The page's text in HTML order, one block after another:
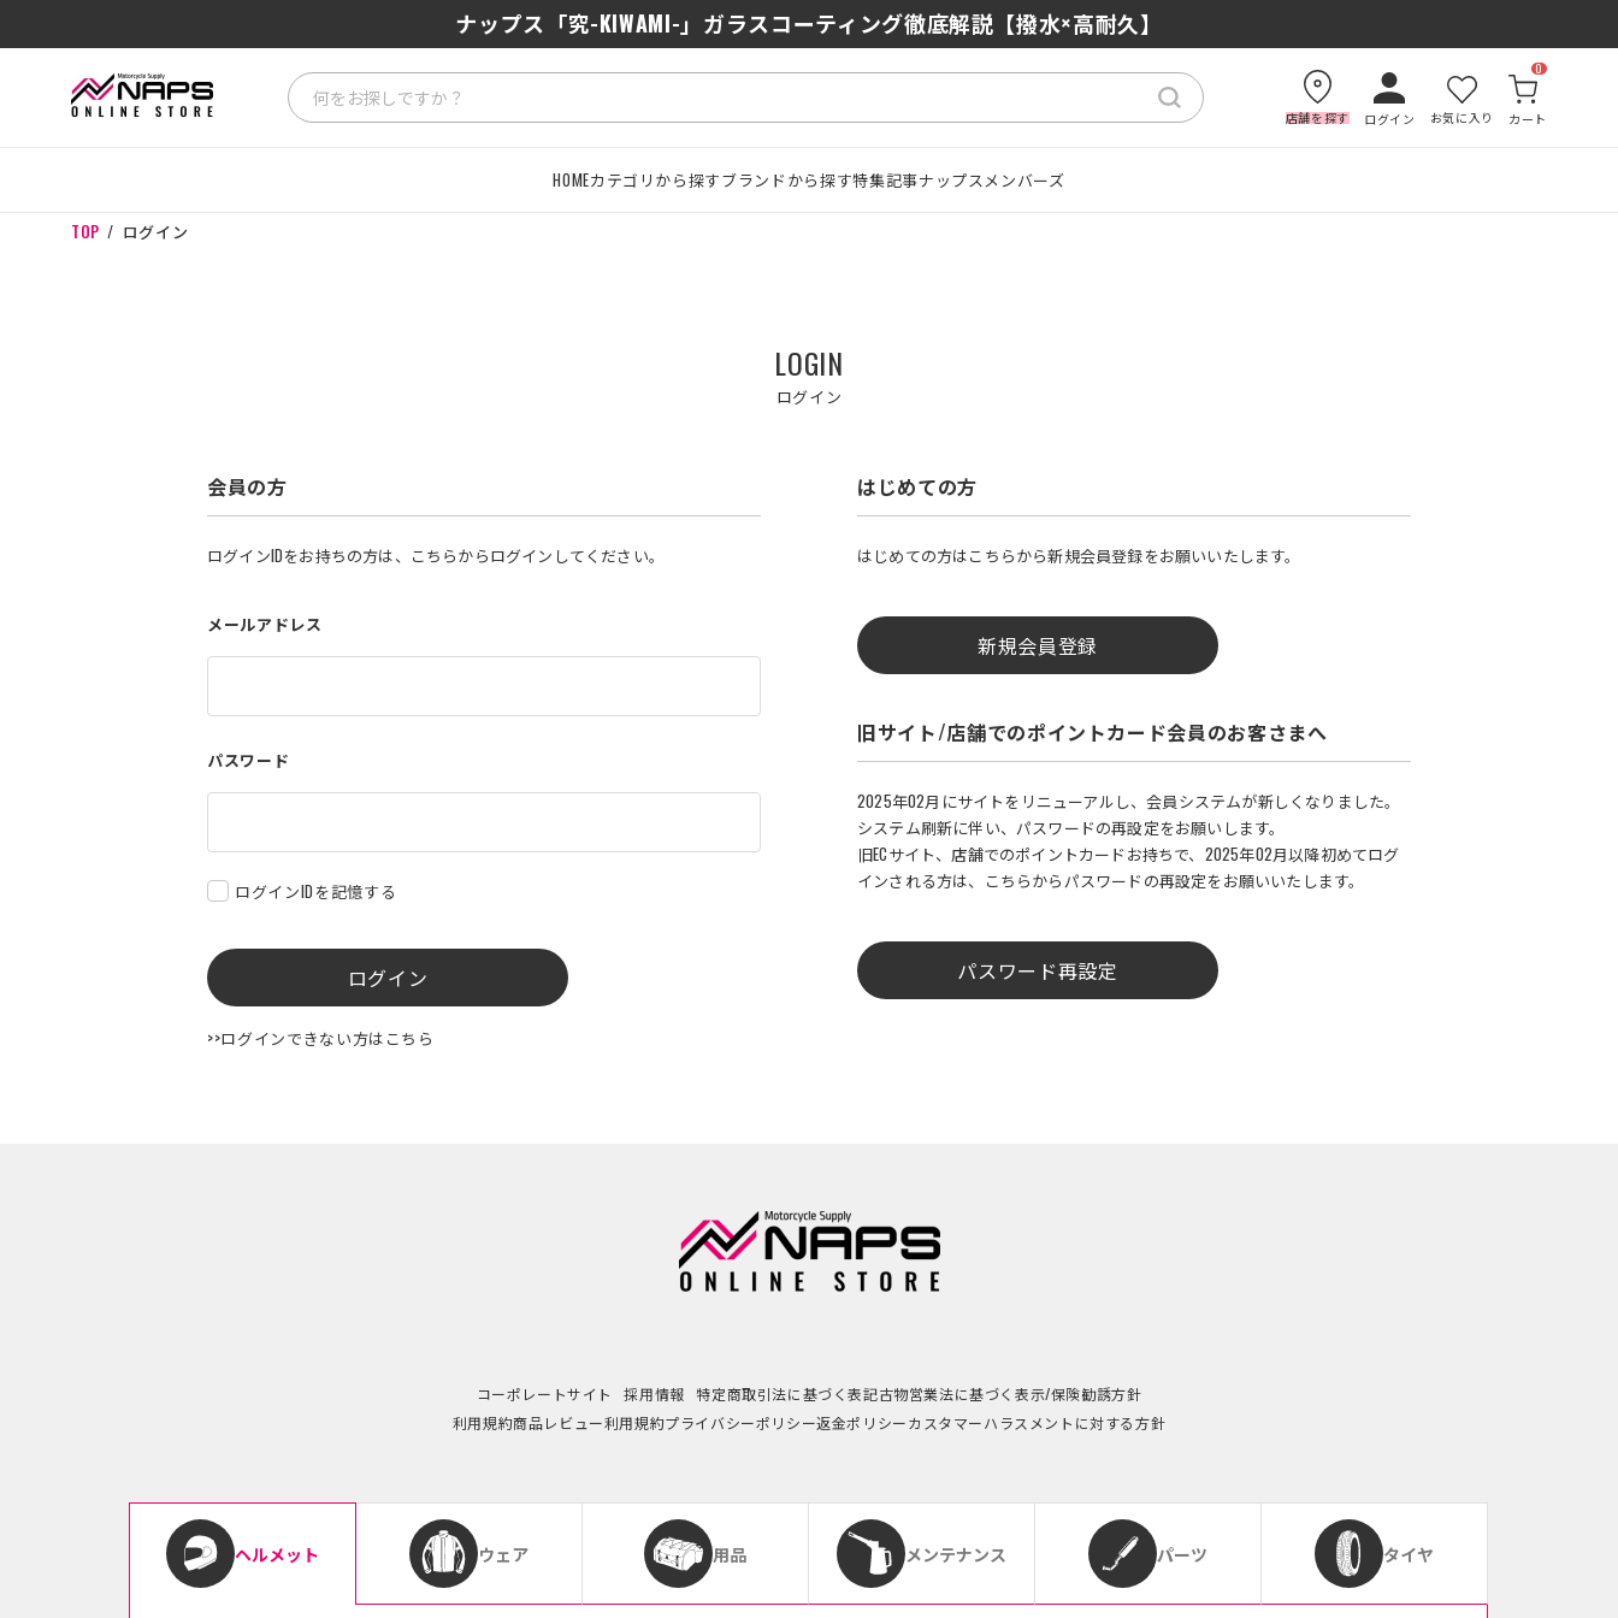
ナップス「究-KIWAMI-」ガラスコーティング徹底解説【撥水×高耐久】
店舗を探す ログイン お気に入り カート
0
HOMEカテゴリから探すブランドから探す特集記事ナップスメンバーズ
TOP ログイン
LOGIN
ログイン
会員の方
ログインIDをお持ちの方は、こちらからログインしてください。
メールアドレス
パスワード
ログインIDを記憶する
ログイン
>>ログインできない方はこちら
はじめての方
はじめての方はこちらから新規会員登録をお願いいたします。
新規会員登録
旧サイト/店舗でのポイントカード会員のお客さまへ
2025年02月にサイトをリニューアルし、会員システムが新しくなりました。
システム刷新に伴い、パスワードの再設定をお願いします。
旧ECサイト、店舗でのポイントカードお持ちで、2025年02月以降初めてログ
インされる方は、こちらからパスワードの再設定をお願いいたします。
パスワード再設定
コーポレートサイト 採用情報 特定商取引法に基づく表記古物営業法に基づく表示/保険勧誘方針
利用規約商品レビュー利用規約プライバシーポリシー返金ポリシーカスタマーハラスメントに対する方針
ヘルメット ウェア 用品 メンテナンス パーツ タイヤ